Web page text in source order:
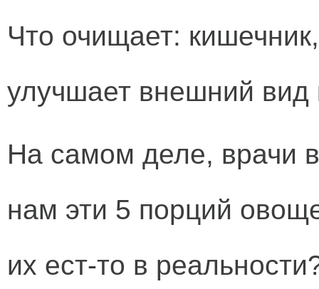
Что очищает:
улучшает внешний вид
На самом деле, врачи
нам эти 5 порций
их ест-то в